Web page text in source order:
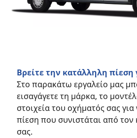
Βρείτε την κατάλληλη πίεση
Στο παρακάτω εργαλείο μας
εισαγάγετε τη μάρκα, το
στοιχεία του οχήματός σας για
πίεση που συνιστάται από τον
σας.